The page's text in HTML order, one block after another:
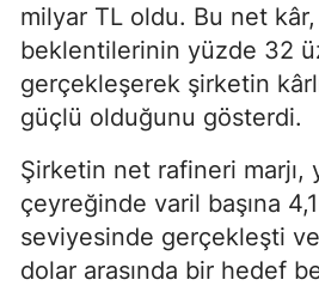
milyar TL oldu. Bu net
beklentilerinin yüzde 32
gerçekleşerek şirketin
güçlü olduğunu gösterdi.
Şirketin net rafineri marjı,
çeyreğinde varil başına
seviyesinde gerçekleşti
dolar arasında bir hedef